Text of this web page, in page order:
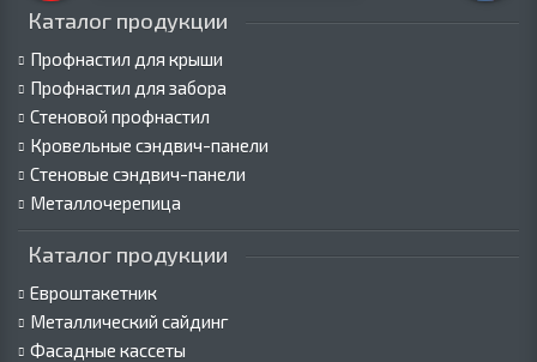
Каталог продукции
Профнастил для крыши
Профнастил для забора
Стеновой профнастил
Кровельные сэндвич-панели
Стеновые сэндвич-панели
Металлочерепица
Каталог продукции
Евроштакетник
Металлический сайдинг
Фасадные кассеты